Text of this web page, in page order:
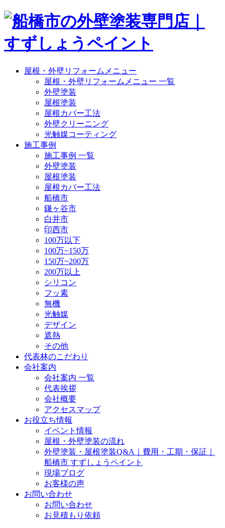
屋根・外壁リフォームメニュー
屋根・外壁リフォームメニュー 一覧
外壁塗装
屋根塗装
屋根カバー工法
外壁クリーニング
光触媒コーティング
施工事例
施工事例 一覧
外壁塗装
屋根塗装
屋根カバー工法
船橋市
鎌ヶ谷市
白井市
印西市
100万以下
100万~150万
150万~200万
200万以上
シリコン
フッ素
無機
光触媒
デザイン
遮熱
その他
代表林のこだわり
会社案内
会社案内 一覧
代表挨拶
会社概要
アクセスマップ
お役立ち情報
イベント情報
屋根・外壁塗装の流れ
外壁塗装・屋根塗装Q&A｜費用・工期・保証｜
船橋市 すずしょうペイント
現場ブログ
お客様の声
お問い合わせ
お問い合わせ
お見積もり依頼